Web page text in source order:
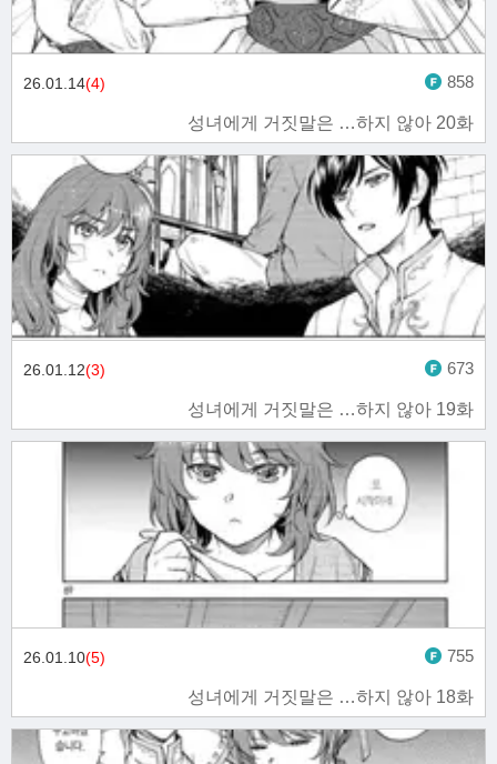
성녀에게 거짓말은 …하지 않아 20화
26.01.14(4) 858
성녀에게 거짓말은 …하지 않아 19화
26.01.12(3) 673
성녀에게 거짓말은 …하지 않아 18화
26.01.10(5) 755